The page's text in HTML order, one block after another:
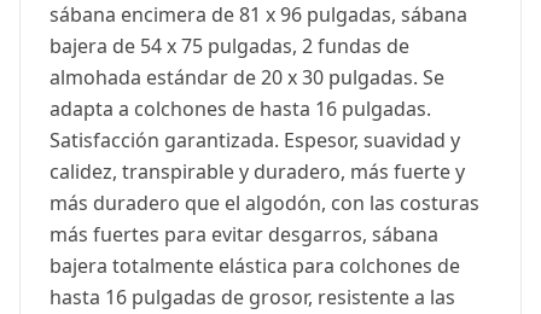
sábana encimera de 81 x 96 pulgadas, sábana
bajera de 54 x 75 pulgadas, 2 fundas de
almohada estándar de 20 x 30 pulgadas. Se
adapta a colchones de hasta 16 pulgadas.
Satisfacción garantizada. Espesor, suavidad y
calidez, transpirable y duradero, más fuerte y
más duradero que el algodón, con las costuras
más fuertes para evitar desgarros, sábana
bajera totalmente elástica para colchones de
hasta 16 pulgadas de grosor, resistente a las